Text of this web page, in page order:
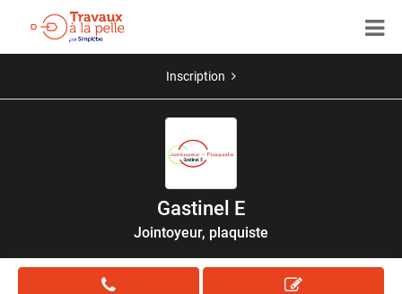
Inscription
Gastinel E
Jointoyeur, plaquiste